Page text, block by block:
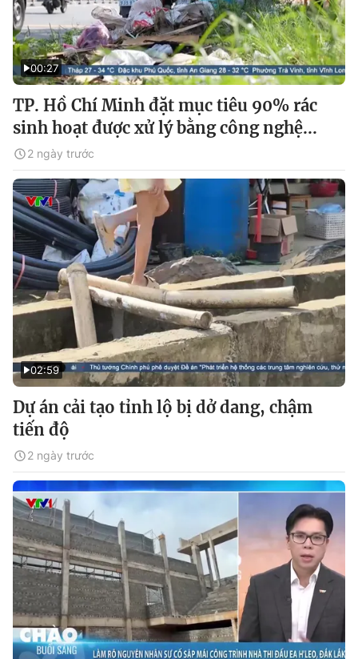
00:27
TP. Hồ Chí Minh đặt mục tiêu 90% rác
sinh hoạt được xử lý bằng công nghệ...
2 ngày trước
02:59
Dự án cải tạo tỉnh lộ bị dở dang, chậm
tiến độ
2 ngày trước